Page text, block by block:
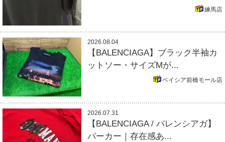
練馬店
2026.08.04
【BALENCIAGA】ブラック半袖カ
ットソー・サイズMが...
ベイシア前橋モール店
2026.07.31
【BALENCIAGA / バレンシアガ】
パーカー｜存在感あ...